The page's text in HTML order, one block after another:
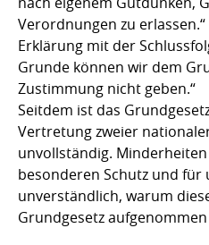
Verordnungen zu
Erklärung mit der
Grunde können wir dem
Zustimmung nicht geben.“
Seitdem ist das
Vertretung zweier
unvollständig.
besonderen Schutz und für
unverständlich, warum
Grundgesetz